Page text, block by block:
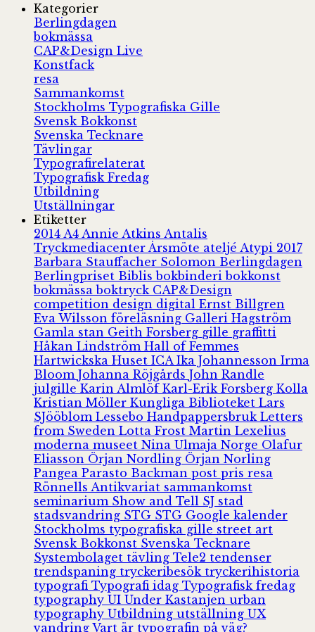
Kategorier
Berlingdagen
bokmässa
CAP&Design Live
Konstfack
resa
Sammankomst
Stockholms Typografiska Gille
Svensk Bokkonst
Svenska Tecknare
Tävlingar
Typografirelaterat
Typografisk Fredag
Utbildning
Utställningar
Etiketter
2014 A4 Annie Atkins Antalis
Tryckmediacenter Årsmöte ateljé Atypi 2017
Barbara Stauffacher Solomon Berlingdagen
Berlingpriset Biblisbokbinderibokkonst
bokmässaboktryck CAP&Design
competition design digital Ernst Billgren
Eva Wilsson föreläsning Galleri Hagström
Gamla stan Geith Forsberg gille graffitti
Håkan Lindström Hall of Femmes
Hartwickska Huset ICA Ika Johannesson Irma
Bloom Johanna Röjgårds John Randle
julgille Karin Almlöf Karl-Erik Forsberg Kolla
Kristian Möller Kungliga Biblioteket Lars
SJööblom Lessebo Handpappersbruk Letters
from Sweden Lotta Frost Martin Lexelius
moderna museet Nina Ulmaja Norge Olafur
Eliasson Örjan Nordling Örjan Norling
Pangea Parasto Backman post pris resa
Rönnells Antikvariat sammankomst
seminarium Show and Tell SJ stad
stadsvandring STG STG Google kalender
Stockholms typografiska gille street art
Svensk Bokkonst Svenska Tecknare
Systembolaget tävling Tele2 tendenser
trendspaning tryckeribesök tryckerihistoria
typografi Typografi idag Typografisk fredag
typography UI Under Kastanjen urban
typography Utbildning utställning UX
vandring Vart är typografin på väg?